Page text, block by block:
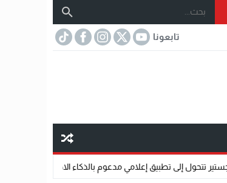
تابعونا
إعلامي مدعوم بالذكاء الاصطناعي. 07:32 مختار عتمان..